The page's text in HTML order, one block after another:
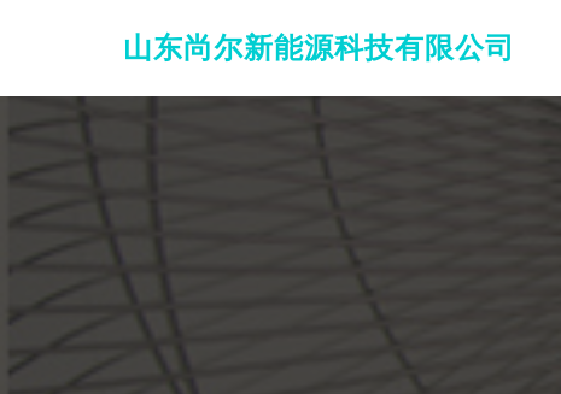
山东尚尔新能源科技有限公司